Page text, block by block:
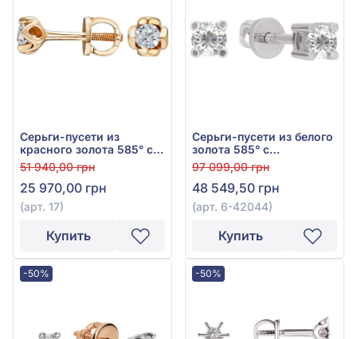
Серьги-пусети из
красного золота 585° с
бриллиантом 0,17ct, арт.
17
51 940,00 грн
25 970,00 грн
(арт. 17)
Купить
Серьги-пусети из белого
золота 585° с
бриллиантом 0,38ct, арт.
6-42044
97 099,00 грн
48 549,50 грн
(арт. 6-42044)
Купить
-50% -50%